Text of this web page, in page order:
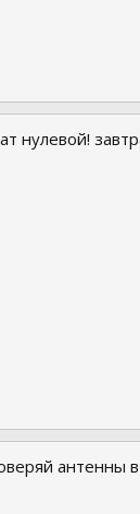
нулевой!
антенны